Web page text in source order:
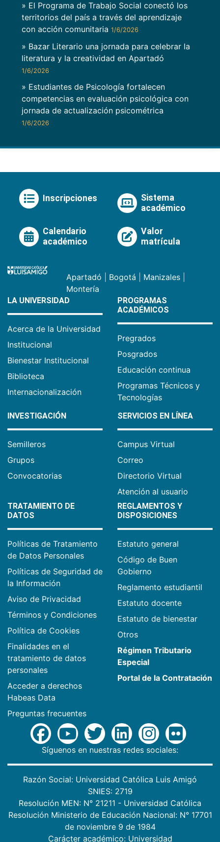
» El Programa de Trabajo Social conectó los
territorios del país a través del aprendizaje
con acción comunitaria 1/6/2026
» Bazar Literario una jornada para celebrar la
literatura y la creatividad en Apartadó
1/6/2026
» Estudiantes de Psicología fortalecen
competencias en evaluación psicológica con
jornada de actualización psicométrica
1/6/2026
Inscripciones
Sistema
académico
Calendario
académico
Valor
matrícula
Apartadó Bogotá Manizales
Montería
LA UNIVERSIDAD
Acerca de la Universidad
Institucional
Bienestar Institucional
Biblioteca
Internacionalización
PROGRAMAS
ACADÉMICOS
Pregrados
Posgrados
Educación continua
Programas Técnicos y
Tecnologías
INVESTIGACIÓN
Semilleros
Grupos
Convocatorias
SERVICIOS EN LÍNEA
Campus Virtual
Correo
Directorio Virtual
Atención al usuario
TRATAMIENTO DE
DATOS
Políticas de Tratamiento
de Datos Personales
Políticas de Seguridad de
la Información
Aviso de Privacidad
Términos y Condiciones
Política de Cookies
Finalidades en el
tratamiento de datos
personales
Acceder a derechos
Habeas Data
Preguntas frecuentes
REGLAMENTOS Y
DISPOSICIONES
Estatuto general
Código de Buen
Gobierno
Reglamento estudiantil
Estatuto docente
Estatuto de bienestar
Otros
Régimen Tributario
Especial
Portal de la Contratación
Síguenos en nuestras redes sociales:
Razón Social: Universidad Católica Luis Amigó
SNIES: 2719
Resolución MEN: N° 21211 - Universidad Católica
Resolución Ministerio de Educación Nacional: N° 17701
de noviembre 9 de 1984
Carácter académico: Universidad